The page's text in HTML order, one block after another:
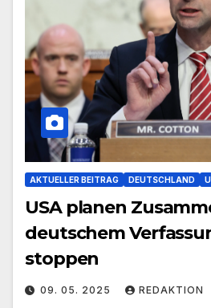
AKTUELLER BEITRAG DEUTSCHLAND
USA planen
deutschem
stoppen
09. 05. 2025 REDAKTION